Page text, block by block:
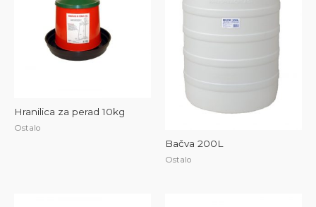
Hranilica za perad 10kg
Ostalo
Bačva 200L
Ostalo